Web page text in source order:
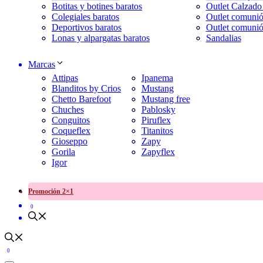
Botitas y botines baratos
Colegiales baratos
Deportivos baratos
Lonas y alpargatas baratos
Outlet
Outlet
Outlet
Sandalias
Marcas
Attipas
Blanditos by Crios
Chetto Barefoot
Chuches
Conguitos
Coqueflex
Gioseppo
Gorila
Igor
Ipanema
Mustang
Mustang free
Pablosky
Piruflex
Titanitos
Zapy
Zapyflex
Promoción 2×1
0
0